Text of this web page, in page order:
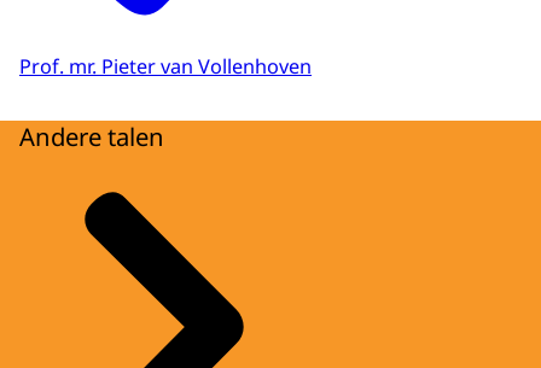
Prof. mr. Pieter van Vollenhoven
Andere talen